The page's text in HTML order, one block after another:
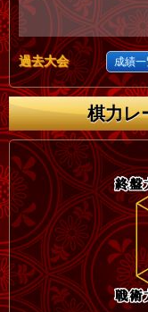
過去大会 成績
棋力レ